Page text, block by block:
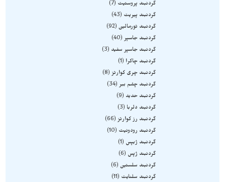
گردنبند پروستیت
7
گردنبند پیریت
43
گردنبند تورمالین 92
گردنبند جاسپر 40
گردنبند جاسپر سفید
3
گردنبند چاکرا
1
گردنبند چری کوارتز 8
گردنبند چشم ببر 34
گردنبند حدید
9
گردنبند دلربا
3
گردنبند رز کوارتز 66
گردنبند رودونیت
10
گردنبند ژبپس
1
گردنبند ژپس
6
گردنبند سلستین 6
گردنبند سلنایت
11